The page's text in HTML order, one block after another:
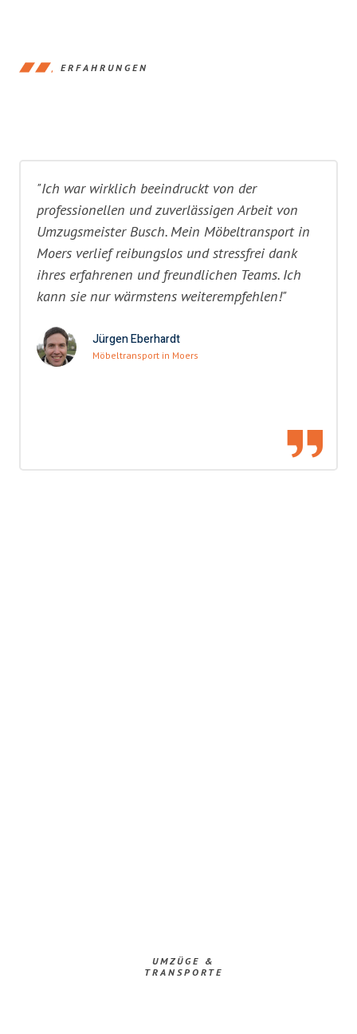
ERFAHRUNGEN
"Ich war wirklich beeindruckt von der
professionellen und zuverlässigen Arbeit von
Umzugsmeister Busch. Mein Möbeltransport in
Moers verlief reibungslos und stressfrei dank
ihres erfahrenen und freundlichen Teams. Ich
kann sie nur wärmstens weiterempfehlen!"
Jürgen Eberhardt
Möbeltransport in Moers
UMZÜGE &
TRANSPORTE